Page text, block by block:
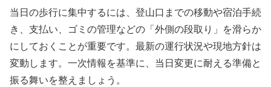
当日の歩行に集中するには、登山口までの移動や宿泊手続
き、支払い、ゴミの管理などの「外側の段取り」を滑らか
にしておくことが重要です。最新の運行状況や現地方針は
変動します。一次情報を基準に、当日変更に耐える準備と
振る舞いを整えましょう。